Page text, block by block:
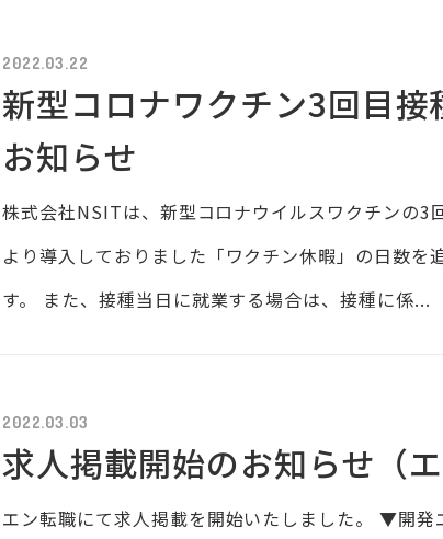
2022.03.22
新型コロナワクチン3回目接
お知らせ
株式会社NSITは、新型コロナウイルスワクチンの3
より導入しておりました「ワクチン休暇」の日数を
す。 また、接種当日に就業する場合は、接種に係...
2022.03.03
求人掲載開始のお知らせ（エ
エン転職にて求人掲載を開始いたしました。 ▼開発